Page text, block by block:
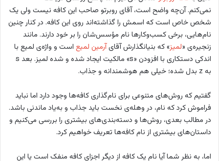
نمی‌کنم. آن‌چه واضح است، آقای روبرتو صاحب این کافه نیست ولی یک
شخص خاص است که اسمش را گذاشته‌اند روی این کافه. در کنار چنین
نام‌هایی، برخی کسب‌وکارها نام مؤسس‌شان را بر خود دارند. مانند
زنجیره‌ی «لمیز» که بنیانگذارش آقایآرمین لمیع است و واژه‌ی لمیع با
اندکی دستکاری با افزودن «s» مالکیت ایجاد شده و شده لمیز. بعد s
به z بدل شده؛ خیلی هم هوشمندانه و جذاب.
گفتیم که روش‌های متنوعی برای نام‌گذاری کافه‌ها وجود دارد اما نباید
فراموش کرد که نام، در وهله‌ی نخست باید جذاب و به‌یاد ماندنی باشد.
در مطالب بعدی، روش‌ها و دسته‌بندی‌های بیشتری را بررسی می‌کنیم و
داستان‌های بیشتری از نام کافه‌ها تعریف خواهیم کرد.
اما، به نظر شما آیا نام یک کافه از دیگر اجزای کافه منفک است یا این